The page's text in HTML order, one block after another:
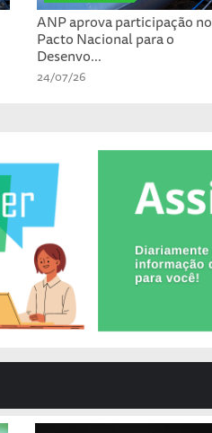
ANP aprova participação no
Pacto Nacional para o
Desenvo...
24/07/26